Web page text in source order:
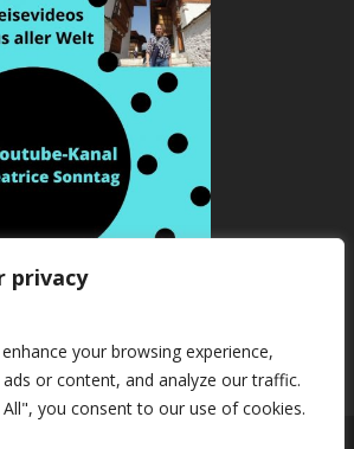
privacy
your browsing experience,
or content, and analyze our traffic.
you consent to our use of cookies.